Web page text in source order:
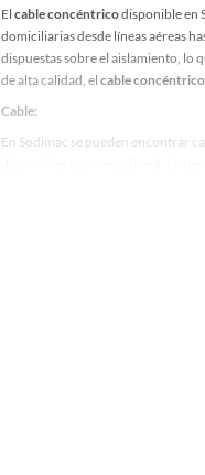
El cable concéntricodisponible en
domiciliarias desde líneas aéreas
dispuestas sobre el aislamiento, lo
de alta calidad, el cable concéntrico
Cable:
En Sodimac se pueden encontrar
temperaturas de hasta 70 °C en